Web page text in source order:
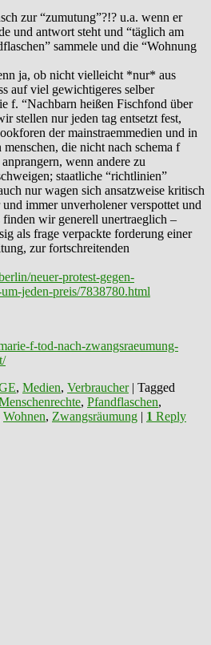
zur “zumutung”?!? u.a. wenn er
und antwort steht und “täglich am
sammele und die “Wohnung
ja, ob nicht vielleicht *nur* aus
auf viel gewichtigeres selber
f. “Nachbarn heißen Fischfond über
stellen nur jeden tag entsetzt fest,
der mainstraemmedien und in
die nicht nach schema f
wenn andere zu
staatliche “richtlinien”
nur wagen sich ansatzweise kritisch
immer unverholener verspottet und
finden wir generell unertraeglich –
als frage verpackte forderung einer
zur fortschreitenden
neuer-protest-gegen-
jeden-preis/7838780.html
f-tod-nach-zwangsraeumung-
, Medien, Verbraucher | Tagged
, Pfandflaschen,
Wohnen, Zwangsräumung | 1 Reply